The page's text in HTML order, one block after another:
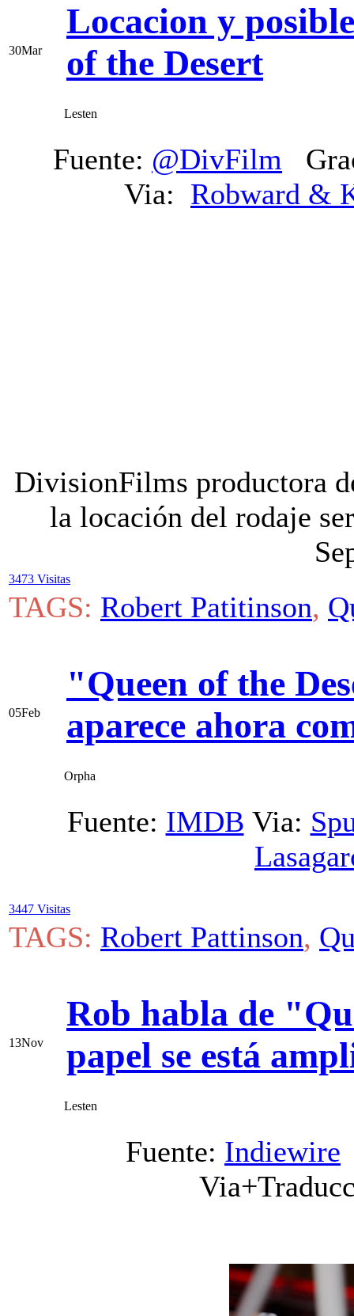
30Mar
Locacion y
of the Desert
Lesten
Fuente: @DivFilm
Via: Robward &
DivisionFilms productora
la locación del rodaje
3473 Visitas
TAGS: Robert Patitinson,
05Feb
"Queen of the
aparece ahora
Orpha
Fuente: IMDB Via:
3447 Visitas
TAGS: Robert Pattinson,
13Nov
Rob habla de
papel se está
Lesten
Fuente: Indiewire